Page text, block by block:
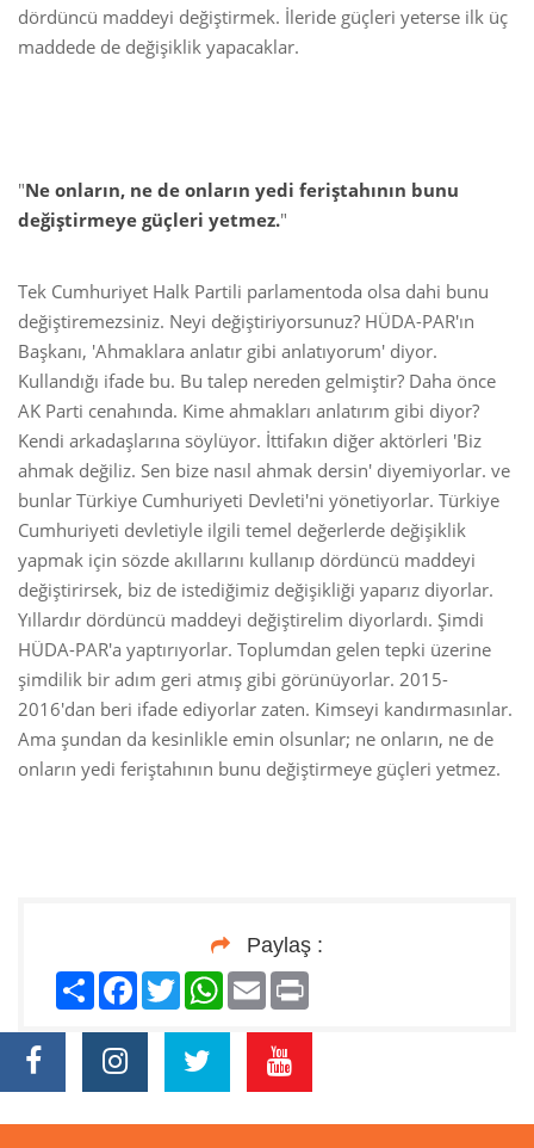
dördüncü maddeyi değiştirmek. İleride güçleri yeterse ilk üç
maddede de değişiklik yapacaklar.
"Ne onların, ne de onların yedi feriştahının bunu
değiştirmeye güçleri yetmez."
Tek Cumhuriyet Halk Partili parlamentoda olsa dahi bunu
değiştiremezsiniz. Neyi değiştiriyorsunuz? HÜDA-PAR'ın
Başkanı, 'Ahmaklara anlatır gibi anlatıyorum' diyor.
Kullandığı ifade bu. Bu talep nereden gelmiştir? Daha önce
AK Parti cenahında. Kime ahmakları anlatırım gibi diyor?
Kendi arkadaşlarına söylüyor. İttifakın diğer aktörleri 'Biz
ahmak değiliz. Sen bize nasıl ahmak dersin' diyemiyorlar. ve
bunlar Türkiye Cumhuriyeti Devleti'ni yönetiyorlar. Türkiye
Cumhuriyeti devletiyle ilgili temel değerlerde değişiklik
yapmak için sözde akıllarını kullanıp dördüncü maddeyi
değiştirirsek, biz de istediğimiz değişikliği yaparız diyorlar.
Yıllardır dördüncü maddeyi değiştirelim diyorlardı. Şimdi
HÜDA-PAR'a yaptırıyorlar. Toplumdan gelen tepki üzerine
şimdilik bir adım geri atmış gibi görünüyorlar. 2015-
2016'dan beri ifade ediyorlar zaten. Kimseyi kandırmasınlar.
Ama şundan da kesinlikle emin olsunlar; ne onların, ne de
onların yedi feriştahının bunu değiştirmeye güçleri yetmez.
Paylaş :
PaylaşFacebook
TwitterWhatsApp
Email